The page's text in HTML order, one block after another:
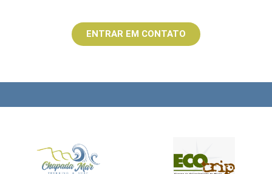
ENTRAR EM CONTATO